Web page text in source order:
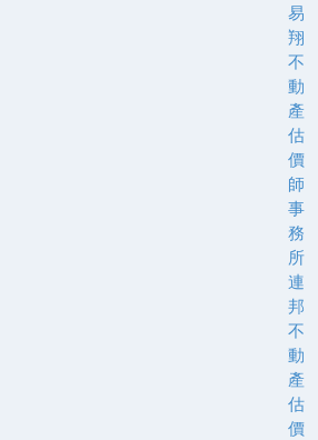
易
翔
不
動
產
估
價
師
事
務
所
連
邦
不
動
產
估
價